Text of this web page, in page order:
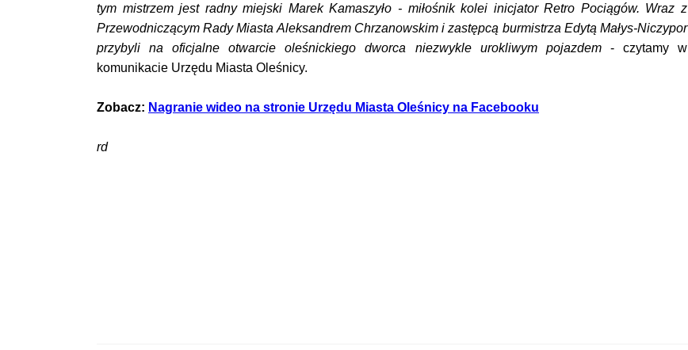
tym mistrzem jest radny miejski Marek Kamaszyło - miłośnik kolei inicjator Retro Pociągów. Wraz z
Przewodniczącym Rady Miasta Aleksandrem Chrzanowskim i zastępcą burmistrza Edytą Małys-Niczypor
przybyli na oficjalne otwarcie oleśnickiego dworca niezwykle urokliwym pojazdem- czytamy w
komunikacie Urzędu Miasta Oleśnicy.
Zobacz: Nagranie wideo na stronie Urzędu Miasta Oleśnicy na Facebooku
rd